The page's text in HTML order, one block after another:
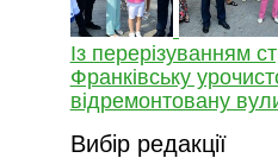
Із перерізуванням
Франківську
відремонтовану
Вибір редакції